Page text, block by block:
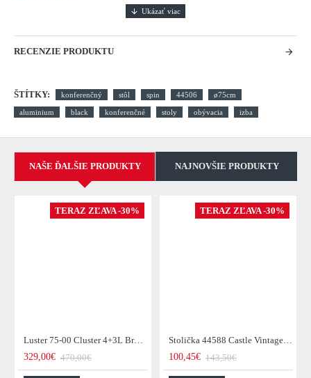
RECENZIE PRODUKTU
ŠTÍTKY: konferenčný stôl spin 44506 ø75cm
aluminium black konferenčné stoly obývacia izba
NAŠE ĎALŠIE PRODUKTY NAJNOVŠIE PRODUKTY
TERAZ ZĽAVA -30%
Luster 75-00 Cluster 4+3L Brown + Jantar Glass
329,00€ 470,00€
TERAZ ZĽAVA -30%
Stolička 44588 Castle Vintage Black
100,45€ 143,50€